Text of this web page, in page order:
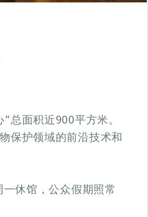
总面积近900平方米。
保护领域的前沿技术和
休馆，公众假期照常